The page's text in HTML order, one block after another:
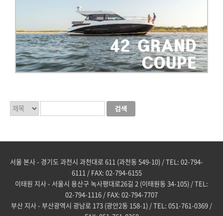
서울 본사 - 경기도 과천시 과천대로 611 (과천동 549-10) / TEL: 02-794-
6111 / FAX: 02-794-6155
이태원 지사 - 서울시 용산구 녹사평대로26길 2 (이태원동 34-105) / TEL:
02-794-1116 / FAX: 02-794-7707
부산 지사 - 부산광역시 광남로 173 (광안2동 158-1) / TEL: 051-761-0369 /